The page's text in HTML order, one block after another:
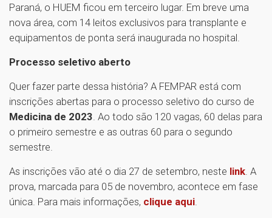
Paraná, o HUEM ficou em terceiro lugar. Em breve uma
nova área, com 14 leitos exclusivos para transplante e
equipamentos de ponta será inaugurada no hospital.
Processo seletivo aberto
Quer fazer parte dessa história? A FEMPAR está com
inscrições abertas para o processo seletivo do curso de
Medicina de 2023 . Ao todo são 120 vagas, 60 delas para
o primeiro semestre e as outras 60 para o segundo
semestre.
As inscrições vão até o dia 27 de setembro, neste link . A
prova, marcada para 05 de novembro, acontece em fase
única. Para mais informações, clique aqui
1